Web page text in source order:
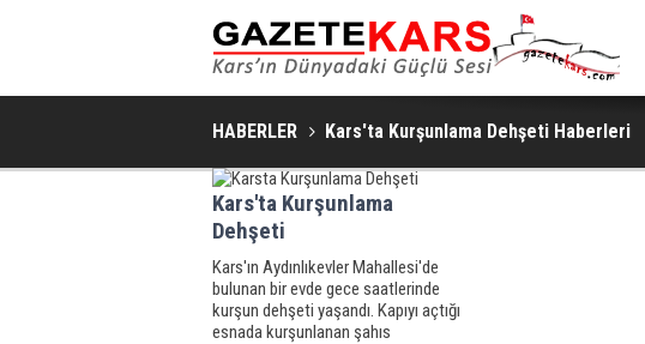
HABERLER Kars'ta Kurşunlama Dehşeti Haberleri
Kars'ta Kurşunlama
Dehşeti
Kars'ın Aydınlıkevler Mahallesi'de
bulunan bir evde gece saatlerinde
kurşun dehşeti yaşandı. Kapıyı açtığı
esnada kurşunlanan şahıs